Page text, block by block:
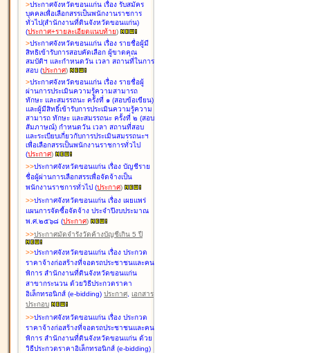
>ประกาศจังหวัดขอนแก่น เรื่อง รับสมัคร
บุคคลเพื่อเลือกสรรเป็นพนักงานราชการ
ทั่วไป(สำนักงานที่ดินจังหวัดขอนแก่น)
(ประกาศ+รายละเอียดแนบท้าย)
>ประกาศจังหวัดขอนแก่น เรื่อง รายชื่อผู้มี
สิทธิเข้ารับการสอบคัดเลือก ผู้ขาดคุณ
สมบัติฯ และกำหนดวัน เวลา สถานที่ในการ
สอบ (ประกาศ)
>ประกาศจังหวัดขอนแก่น เรื่อง รายชื่อผู้
ผ่านการประเมินความรู้ความสามารถ
ทักษะ และสมรรถนะ ครั้งที่ ๑ (สอบข้อเขียน)
และผู้มีสิทธิ์เข้ารับการประเมินความรู้ความ
สามารถ ทักษะ และสมรรถนะ ครั้งที่ ๒ (สอบ
สัมภาษณ์) กำหนดวัน เวลา สถานที่สอบ
และระเบียบเกี่ยวกับการประเมินสมรรถนะฯ
เพื่อเลือกสรรเป็นพนักงานราชการทั่วไป
(ประกาศ)
>>ประกาศจังหวัดขอนแก่น เรื่อง บัญชีราย
ชื่อผู้ผ่านการเลือกสรรเพื่อจัดจ้างเป็น
พนักงานราชการทั่วไป (ประกาศ)
>>ประกาศจังหวัดขอนแก่น เรื่อง เผยแพร่
แผนการจัดซื้อจัดจ้าง ประจำปีงบประมาณ
พ.ศ.๒๕๖๘ (ประกาศ)
>>ประกาศมัดจำรังวัดค้างบัญชีเกิน 5 ปี
>>ประกาศจังหวัดขอนแก่น เรื่อง ประกวด
ราคาจ้างก่อสร้างที่จอดรถประชาชนและคน
พิการ สำนักงานที่ดินจังหวัดขอนแก่น
สาขากระนวน ด้วยวิธีประกวดราคา
อิเล็กทรอนิกส์ (e-bidding) ประกาศ, เอกสาร
ประกอบ
>>ประกาศจังหวัดขอนแก่น เรื่อง ประกวด
ราคาจ้างก่อสร้างที่จอดรถประชาชนและคน
พิการ สำนักงานที่ดินจังหวัดขอนแก่น ด้วย
วิธีประกวดราคาอิเล็กทรอนิกส์ (e-bidding)